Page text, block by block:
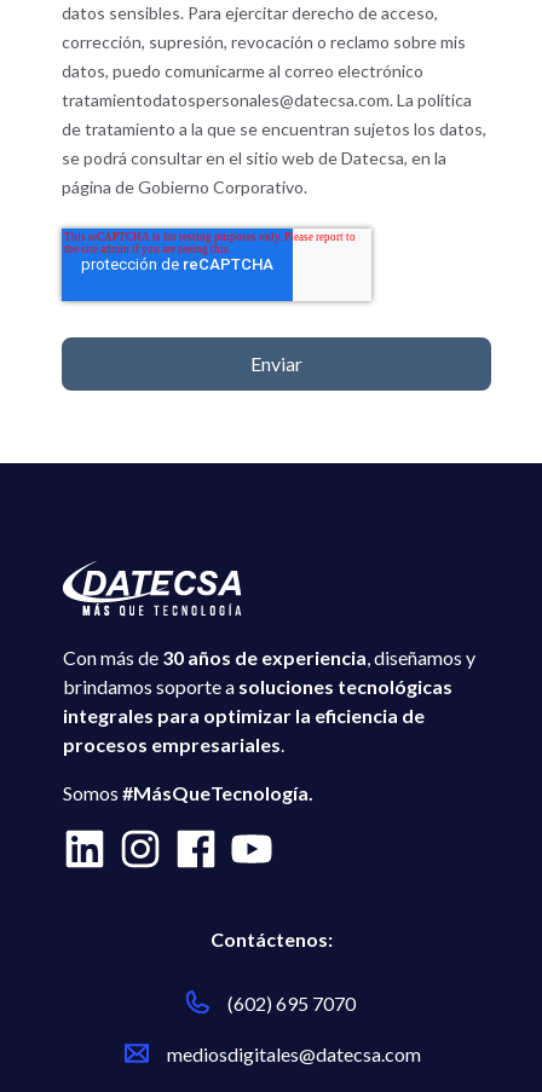
datos sensibles. Para ejercitar derecho de acceso,
corrección, supresión, revocación o reclamo sobre mis
datos, puedo comunicarme al correo electrónico
tratamientodatospersonales@datecsa.com. La política
de tratamiento a la que se encuentran sujetos los datos,
se podrá consultar en el sitio web de Datecsa, en la
página deGobierno Corporativo.
Con más de 30 años de experiencia, diseñamos y
brindamos soporte a soluciones tecnológicas
integrales para optimizar la eficiencia de
procesos empresariales.
Somos #MásQueTecnología.
Contáctenos:
(602) 695 7070
mediosdigitales@datecsa.com